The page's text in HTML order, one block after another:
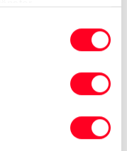
är främst avsedd
och koldioxid